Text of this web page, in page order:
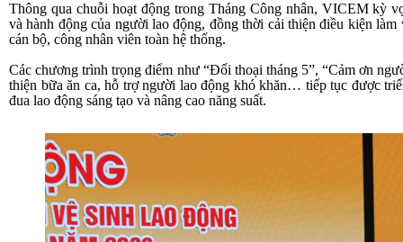
Thông qua chuỗi hoạt động trong Tháng Công nhân, VICEM kỳ
và hành động của người lao động, đồng thời cải thiện điều kiện
cán bộ, công nhân viên toàn hệ thống.
Các chương trình trọng điểm như “Đối thoại tháng 5”, “Cảm ơn
thiện bữa ăn ca, hỗ trợ người lao động khó khăn… tiếp tục được
đua lao động sáng tạo và nâng cao năng suất.